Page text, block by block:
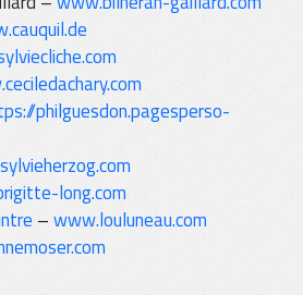
philguesdon.pagesperso-
long.com
–www.louluneau.com